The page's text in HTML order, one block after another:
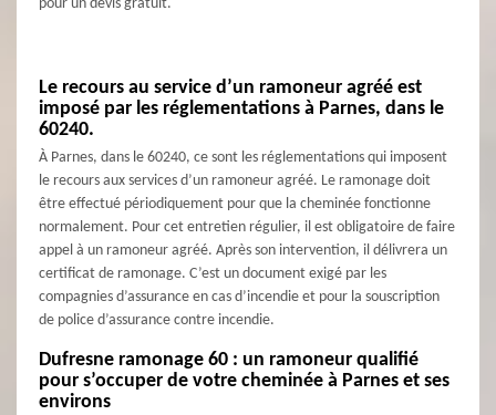
pour un devis gratuit.
Le recours au service d’un ramoneur agréé est
imposé par les réglementations à Parnes, dans le
60240.
À Parnes, dans le 60240, ce sont les réglementations qui imposent
le recours aux services d’un ramoneur agréé. Le ramonage doit
être effectué périodiquement pour que la cheminée fonctionne
normalement. Pour cet entretien régulier, il est obligatoire de faire
appel à un ramoneur agréé. Après son intervention, il délivrera un
certificat de ramonage. C’est un document exigé par les
compagnies d’assurance en cas d’incendie et pour la souscription
de police d’assurance contre incendie.
Dufresne ramonage 60 : un ramoneur qualifié
pour s’occuper de votre cheminée à Parnes et ses
environs